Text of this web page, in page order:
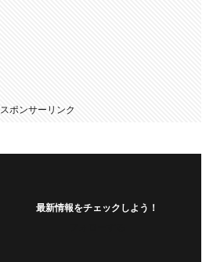
スポンサーリンク
最新情報をチェックしよう！